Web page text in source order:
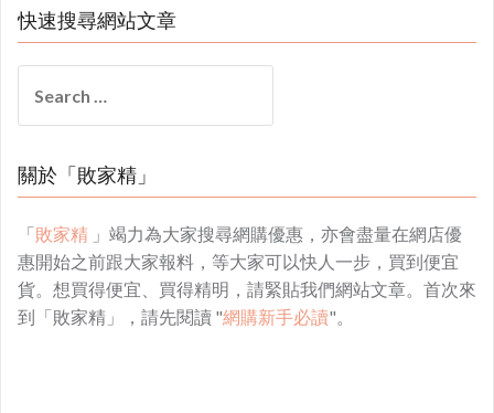
快速搜尋網站文章
for:
關於「敗家精」
「敗家精 」竭力為大家搜尋網購優惠，亦會盡量在網店優
惠開始之前跟大家報料，等大家可以快人一步，買到便宜
貨。想買得便宜、買得精明，請緊貼我們網站文章。首次來
到「敗家精」，請先閱讀 "網購新手必讀"。